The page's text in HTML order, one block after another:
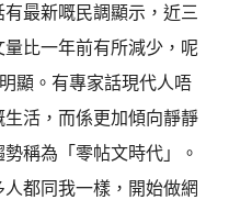
最新嘅民調顯示，近三
比一年前有所減少，呢
顯。有專家話現代人唔
活，而係更加傾向靜靜
稱為「零帖文時代」。
都同我一樣，開始做網